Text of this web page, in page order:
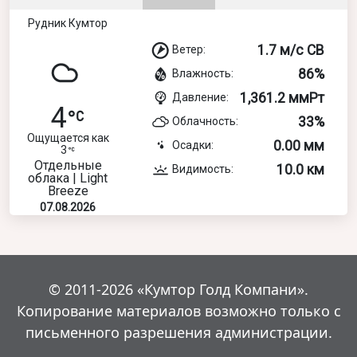
Рудник Кумтор
4
Ощущается как
3
Отдельные
облака | Light
Breeze
07.08.2026
Ветер: 1.7 м/с СВ
Влажность: 86%
Давление: 1,361.2 ммРт
Облачность: 33%
Осадки: 0.00 мм
Видимость: 10.0 км
© 2011-2026 «Кумтор Голд Компани».
Копирование материалов возможно только с
письменного разрешения администрации.